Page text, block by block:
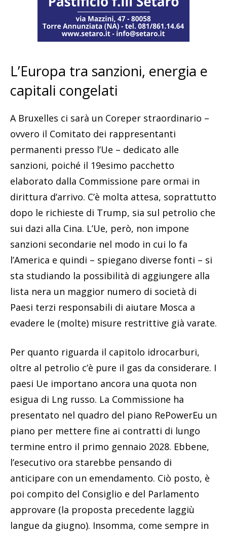
L’Europa tra sanzioni, energia e
capitali congelati
A Bruxelles ci sarà un Coreper straordinario –
ovvero il Comitato dei rappresentanti
permanenti presso l’Ue – dedicato alle
sanzioni, poiché il 19esimo pacchetto
elaborato dalla Commissione pare ormai in
dirittura d’arrivo. C’è molta attesa, soprattutto
dopo le richieste di Trump, sia sul petrolio che
sui dazi alla Cina. L’Ue, però, non impone
sanzioni secondarie nel modo in cui lo fa
l’America e quindi – spiegano diverse fonti – si
sta studiando la possibilità di aggiungere alla
lista nera un maggior numero di società di
Paesi terzi responsabili di aiutare Mosca a
evadere le (molte) misure restrittive già varate.
Per quanto riguarda il capitolo idrocarburi,
oltre al petrolio c’è pure il gas da considerare. I
paesi Ue importano ancora una quota non
esigua di Lng russo. La Commissione ha
presentato nel quadro del piano RePowerEu un
piano per mettere fine ai contratti di lungo
termine entro il primo gennaio 2028. Ebbene,
l’esecutivo ora starebbe pensando di
anticipare con un emendamento. Ciò posto, è
poi compito del Consiglio e del Parlamento
approvare (la proposta precedente laggiù
langue da giugno). Insomma, come sempre in